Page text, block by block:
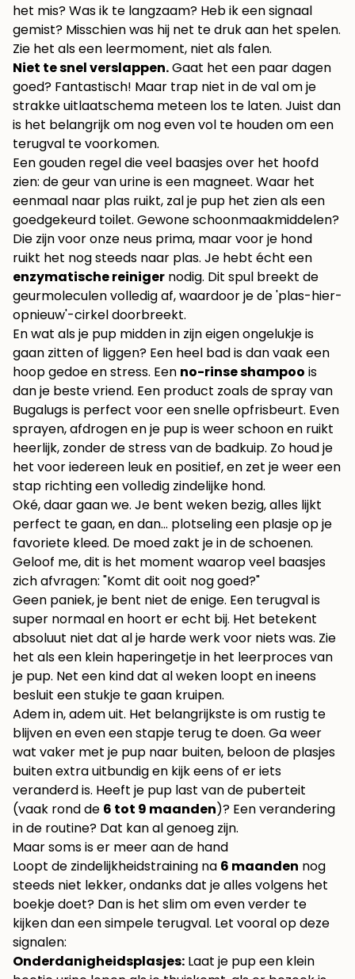
het mis? Was ik te langzaam? Heb ik een signaal
gemist? Misschien was hij net te druk aan het spelen.
Zie het als een leermoment, niet als falen.
Niet te snel verslappen.Gaat het een paar dagen
goed? Fantastisch! Maar trap niet in de val om je
strakke uitlaatschema meteen los te laten. Juist dan
is het belangrijk om nog even vol te houden om een
terugval te voorkomen.
Een gouden regel die veel baasjes over het hoofd
zien: de geur van urine is een magneet. Waar het
eenmaal naar plas ruikt, zal je pup het zien als een
goedgekeurd toilet. Gewone schoonmaakmiddelen?
Die zijn voor onze neus prima, maar voor je hond
ruikt het nog steeds naar plas. Je hebt écht een
enzymatische reiniger nodig. Dit spul breekt de
geurmoleculen volledig af, waardoor je de 'plas-hier-
opnieuw'-cirkel doorbreekt.
En wat als je pup midden in zijn eigen ongelukje is
gaan zitten of liggen? Een heel bad is dan vaak een
hoop gedoe en stress. Een no-rinse shampoo is
dan je beste vriend. Een product zoals de spray van
Bugalugs is perfect voor een snelle opfrisbeurt. Even
sprayen, afdrogen en je pup is weer schoon en ruikt
heerlijk, zonder de stress van de badkuip. Zo houd je
het voor iedereen leuk en positief, en zet je weer een
stap richting een volledig zindelijke hond.
Oké, daar gaan we. Je bent weken bezig, alles lijkt
perfect te gaan, en dan… plotseling een plasje op je
favoriete kleed. De moed zakt je in de schoenen.
Geloof me, dit is het moment waarop veel baasjes
zich afvragen: "Komt dit ooit nog goed?"
Geen paniek, je bent niet de enige. Een terugval is
super normaal en hoort er echt bij. Het betekent
absoluut niet dat al je harde werk voor niets was. Zie
het als een klein haperingetje in het leerproces van
je pup. Net een kind dat al weken loopt en ineens
besluit een stukje te gaan kruipen.
Adem in, adem uit. Het belangrijkste is om rustig te
blijven en even een stapje terug te doen. Ga weer
wat vaker met je pup naar buiten, beloon de plasjes
buiten extra uitbundig en kijk eens of er iets
veranderd is. Heeft je pup last van de puberteit
(vaak rond de 6 tot 9 maanden)? Een verandering
in de routine? Dat kan al genoeg zijn.
Maar soms is er meer aan de hand
Loopt de zindelijkheidstraining na 6 maanden nog
steeds niet lekker, ondanks dat je alles volgens het
boekje doet? Dan is het slim om even verder te
kijken dan een simpele terugval. Let vooral op deze
signalen:
Onderdanigheidsplasjes: Laat je pup een klein